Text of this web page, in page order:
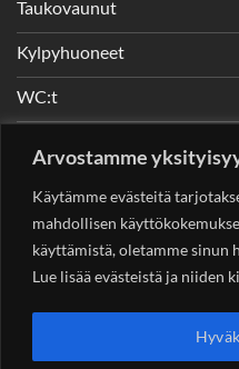
Arvostamme
Käytämme evästeitä
mahdollisen
käyttämistä, oletamme sinun
Lue lisää evästeistä ja niiden
Taukovaunut
Kylpyhuoneet
WC:t
YHTEYSTIEDOT
Helsingin
00890 Helsinki 0400 99 53